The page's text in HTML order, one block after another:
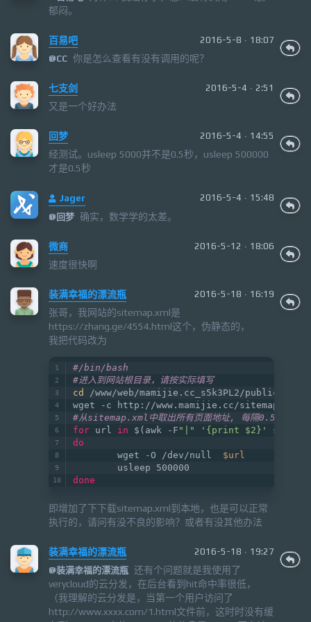
郁闷。
百易吧
2016-5-8 · 18:07
@CC 你是怎么查看有没有调用的呢？
七支剑 2016-5-4 · 2:51
又是一个好办法
回梦 2016-5-4 · 14:55
经测试。usleep 5000并不是0.5秒，usleep 500000
才是0.5秒
Jager
2016-5-4 · 15:48
@回梦 确实，数学学的太差。
微商 2016-5-12 · 18:06
速度很快啊
装满幸福的漂流瓶 2016-5-18 · 16:19
张哥，我网站的sitemap.xml是
https://zhang.ge/4554.html这个，伪静态的，
我把代码改为
#/bin/bash
#进入到网站根目录，请按实际填写
cd
/www/web/mamijie.cc_s5k3PL2/public_html/
wget -c http://www.mamijie.cc/sitemap.xml
#从sitemap.xml中取出所有页面地址, 每隔0.5秒请求一
for url in $(awk -F "|" '{print $2}'
do
        wget -O /dev/null
$url
        usleep 500000
done
即增加了下下载sitemap.xml到本地，也是可以正常
执行的，请问有没不良的影响？或者有没其他办法
装满幸福的漂流瓶
2016-5-18 · 19:27
@装满幸福的漂流瓶 还有个问题就是我使用了
verycloud的云分发，在后台看到hit命中率很低，
（我理解的云分发是，当第一个用户访问了
http://www.xxxx.com/1.html文件前，这时时没有缓